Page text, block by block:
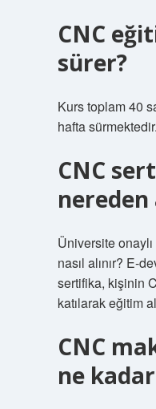
CNC
sürer?
Kurs toplam 40
hafta sürmektedir.
CNC
nereden
Üniversite
nasıl alınır? E-
sertifika, kişinin
katılarak eğitim
CNC
ne